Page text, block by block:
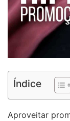
Índice
Aproveitar